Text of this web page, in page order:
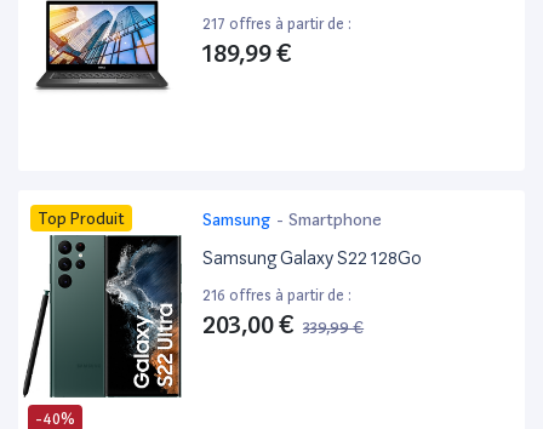
217 offres à partir de :
189,99 €
-40%
Top Produit Samsung - Smartphone
Samsung Galaxy S22 128Go
216 offres à partir de :
203,00 € 339,99 €